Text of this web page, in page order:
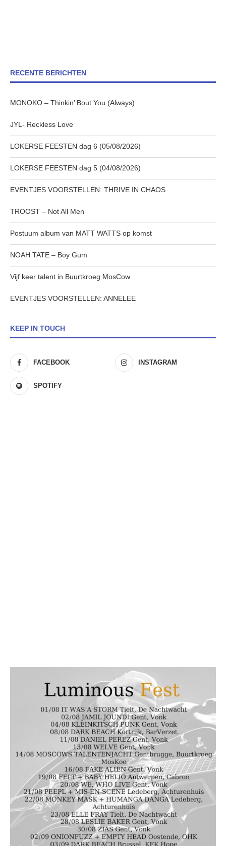
RECENTE BERICHTEN
MONOKO – Thinkin’ Bout You (Always)
JYL- Reckless Love
LOKERSE FEESTEN dag 6 (05/08/2026)
LOKERSE FEESTEN dag 5 (04/08/2026)
EVENTJES VOORSTELLEN: THRIVE IN CHAOS
TROOST – Not All Men
Postuum album van MATT WATTS op komst
NOAH TATE – Boy Gum
Vijf keer talent in Buurtkroeg MosCow
EVENTJES VOORSTELLEN: ANNELEE
KEEP IN TOUCH
FACEBOOK INSTAGRAM
SPOTIFY